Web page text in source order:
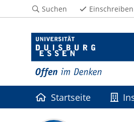
Suchen
Startseite